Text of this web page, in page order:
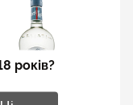
років?